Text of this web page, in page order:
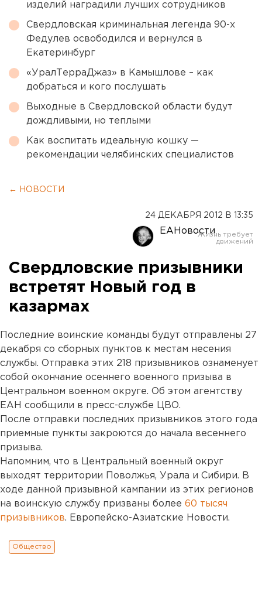
изделий наградили лучших сотрудников
Свердловская криминальная легенда 90-х
Федулев освободился и вернулся в
Екатеринбург
«УралТерраДжаз» в Камышлове – как
добраться и кого послушать
Выходные в Свердловской области будут
дождливыми, но теплыми
Как воспитать идеальную кошку —
рекомендации челябинских специалистов
← НОВОСТИ
24 ДЕКАБРЯ 2012 В 13:35
ЕАНовости
Свердловские призывники
встретят Новый год в
казармах
Последние воинские команды будут отправлены 27
декабря со сборных пунктов к местам несения
службы. Отправка этих 218 призывников ознаменует
собой окончание осеннего военного призыва в
Центральном военном округе. Об этом агентству
ЕАН сообщили в пресс-службе ЦВО.
После отправки последних призывников этого года
приемные пункты закроются до начала весеннего
призыва.
Напомним, что в Центральный военный округ
выходят территории Поволжья, Урала и Сибири. В
ходе данной призывной кампании из этих регионов
на воинскую службу призваны более 60 тысяч
призывников. Европейско-Азиатские Новости.
Общество